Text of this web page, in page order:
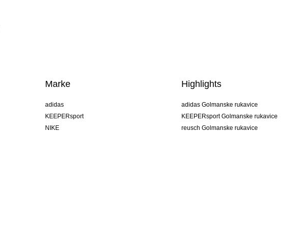
Marke
adidas
KEEPERsport
NIKE
Highlights
adidas Golmanske rukavice
KEEPERsport Golmanske rukavice
reusch Golmanske rukavice